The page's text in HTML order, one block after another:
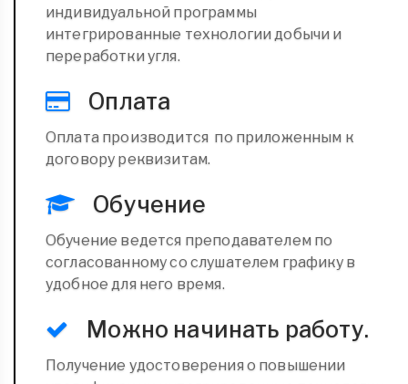
индивидуальной программы
интегрированные технологии добычи и
переработки угля.
Оплата
Оплата производится по приложенным к
договору реквизитам.
Обучение
Обучение ведется преподавателем по
согласованному со слушателем графику в
удобное для него время.
Можно начинать работу.
Получение удостоверения о повышении